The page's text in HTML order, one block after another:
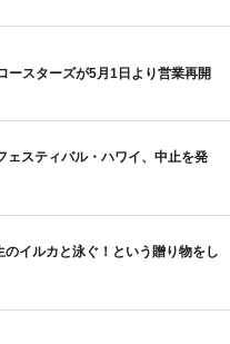
ースターズが5月1日より営業再開
ェスティバル・ハワイ、中止を発
のイルカと泳ぐ！という贈り物をし